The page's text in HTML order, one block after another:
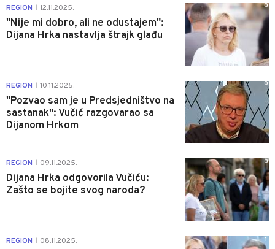
REGION 12.11.2025.
"Nije mi dobro, ali ne odustajem":
Dijana Hrka nastavlja štrajk glađu
0
REGION 10.11.2025.
"Pozvao sam je u Predsjedništvo na
sastanak": Vučić razgovarao sa
Dijanom Hrkom
0
REGION 09.11.2025.
Dijana Hrka odgovorila Vučiću:
Zašto se bojite svog naroda?
0
REGION 08.11.2025. 1